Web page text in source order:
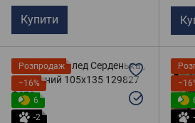
Купити
Розпродаж
−16%
6
-2